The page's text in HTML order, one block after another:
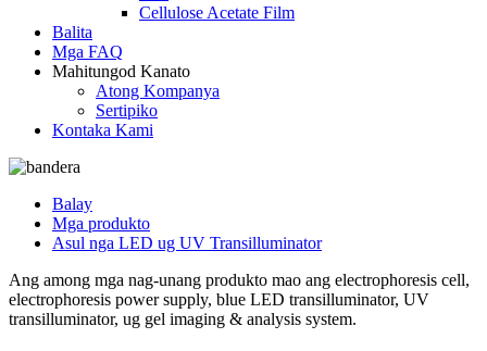
Cellulose Acetate Film
Balita
Mga FAQ
Mahitungod Kanato
Atong Kompanya
Sertipiko
Kontaka Kami
Balay
Mga produkto
Asul nga LED ug UV Transilluminator
Ang among mga nag-unang produkto mao ang electrophoresis cell,
electrophoresis power supply, blue LED transilluminator, UV
transilluminator, ug gel imaging & analysis system.